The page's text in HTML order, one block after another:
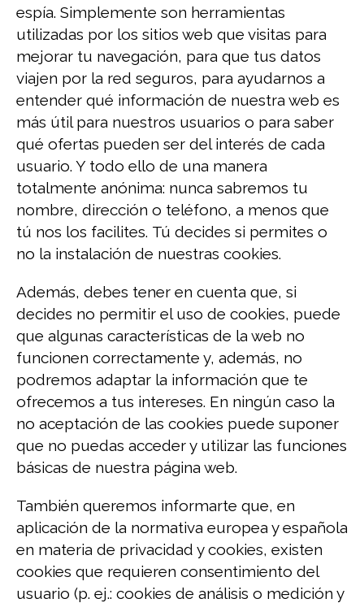
espía. Simplemente son herramientas
utilizadas por los sitios web que visitas para
mejorar tu navegación, para que tus datos
viajen por la red seguros, para ayudarnos a
entender qué información de nuestra web es
más útil para nuestros usuarios o para saber
qué ofertas pueden ser del interés de cada
usuario. Y todo ello de una manera
totalmente anónima: nunca sabremos tu
nombre, dirección o teléfono, a menos que
tú nos los facilites. Tú decides si permites o
no la instalación de nuestras cookies.
Además, debes tener en cuenta que, si
decides no permitir el uso de cookies, puede
que algunas características de la web no
funcionen correctamente y, además, no
podremos adaptar la información que te
ofrecemos a tus intereses. En ningún caso la
no aceptación de las cookies puede suponer
que no puedas acceder y utilizar las funciones
básicas de nuestra página web.
También queremos informarte que, en
aplicación de la normativa europea y española
en materia de privacidad y cookies, existen
cookies que requieren consentimiento del
usuario (p. ej.: cookies de análisis o medición y